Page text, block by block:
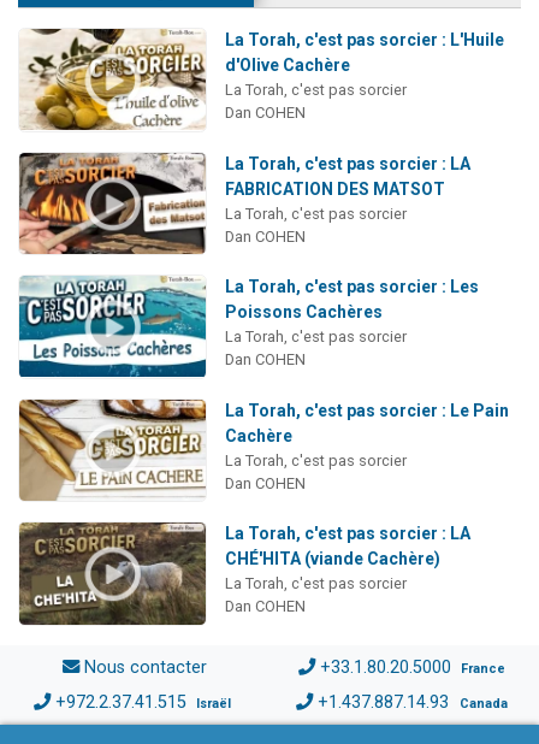
La Torah, c'est pas sorcier : L'Huile
d'Olive Cachère
La Torah, c'est pas sorcier
Dan COHEN
La Torah, c'est pas sorcier : LA
FABRICATION DES MATSOT
La Torah, c'est pas sorcier
Dan COHEN
La Torah, c'est pas sorcier : Les
Poissons Cachères
La Torah, c'est pas sorcier
Dan COHEN
La Torah, c'est pas sorcier : Le Pain
Cachère
La Torah, c'est pas sorcier
Dan COHEN
La Torah, c'est pas sorcier : LA
CHÉ'HITA (viande Cachère)
La Torah, c'est pas sorcier
Dan COHEN
Nous contacter +33.1.80.20.5000 France
+972.2.37.41.515 Israël +1.437.887.14.93 Canada